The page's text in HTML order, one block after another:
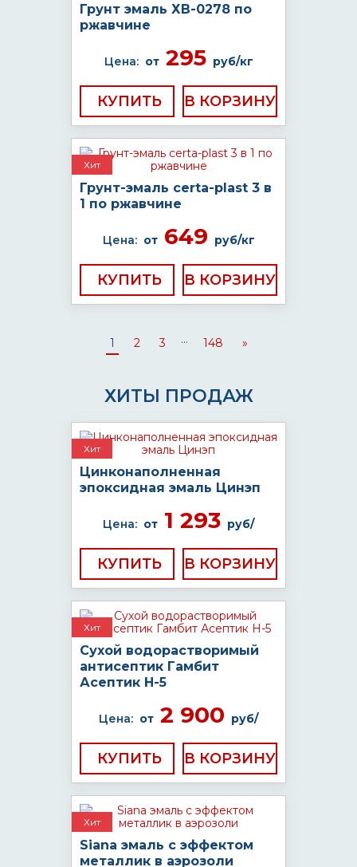
Грунт эмаль ХВ-0278 по
ржавчине
Цена: от295 руб/кг
КУПИТЬ
Хит
Грунт-эмаль certa-plast 3 в
1 по ржавчине
Цена: от649 руб/кг
КУПИТЬ
1 2 3 ... 148 »
ХИТЫ ПРОДАЖ
Хит
Цинконаполненная
эпоксидная эмаль Цинэп
Цена: от 1 293 руб/
КУПИТЬ
Хит
Сухой водорастворимый
антисептик Гамбит
Асептик H-5
Цена: от 2 900 руб/
КУПИТЬ
Хит
Siana эмаль с эффектом
металлик в аэрозоли